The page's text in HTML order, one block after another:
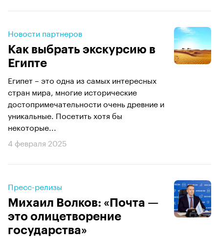
Новости партнеров
Как выбрать экскурсию в
Египте
Египет – это одна из самых интересных
стран мира, многие исторические
достопримечательности очень древние и
уникальные. Посетить хотя бы
некоторые...
4 февраля 2025
Пресс-релизы
Михаил Волков: «Почта —
это олицетворение
государства»